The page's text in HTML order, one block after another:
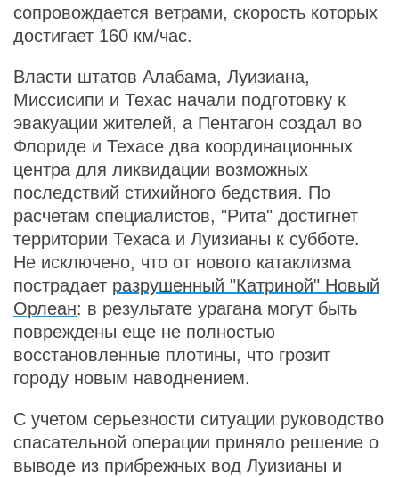
сопровождается ветрами, скорость которых
достигает 160 км/час.
Власти штатов Алабама, Луизиана,
Миссисипи и Техас начали подготовку к
эвакуации жителей, а Пентагон создал во
Флориде и Техасе два координационных
центра для ликвидации возможных
последствий стихийного бедствия. По
расчетам специалистов, "Рита" достигнет
территории Техаса и Луизианы к субботе.
Не исключено, что от нового катаклизма
пострадает разрушенный "Катриной" Новый
Орлеан: в результате урагана могут быть
повреждены еще не полностью
восстановленные плотины, что грозит
городу новым наводнением.
С учетом серьезности ситуации руководство
спасательной операции приняло решение о
выводе из прибрежных вод Луизианы и